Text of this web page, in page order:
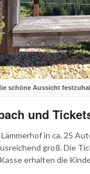
schöne Aussicht
und
in ca. 25
groß. Die
erhalten die